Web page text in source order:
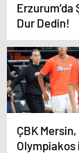
Erzurum’da
Dur Dedin!
ÇBK Mersin,
Olympiakos